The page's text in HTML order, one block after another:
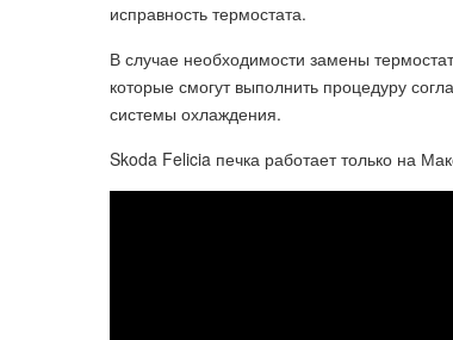
исправность термостата.
В случае необходимости замены
которые смогут выполнить процедуру
системы охлаждения.
Skoda Felicia печка работает только на